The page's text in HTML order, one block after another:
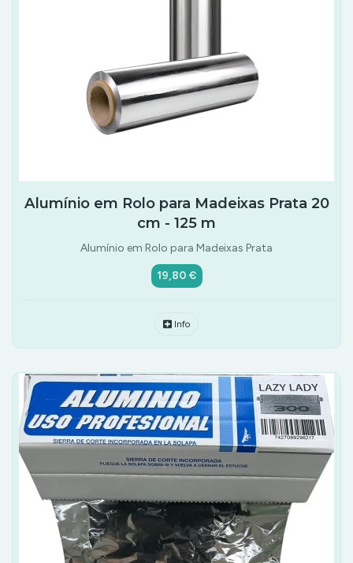
Alumínio em Rolo para Madeixas Prata 20
cm - 125 m
Alumínio em Rolo para Madeixas Prata
19,80 €
Info